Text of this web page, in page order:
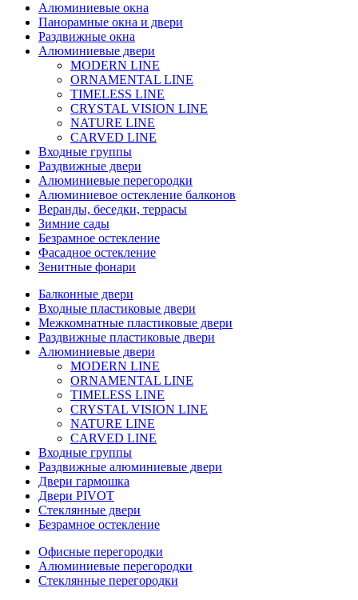
Алюминиевые окна
Панорамные окна и двери
Раздвижные окна
Алюминиевые двери
MODERN LINE
ORNAMENTAL LINE
TIMELESS LINE
CRYSTAL VISION LINE
NATURE LINE
CARVED LINE
Входные группы
Раздвижные двери
Алюминиевые перегородки
Алюминиевое остекление балконов
Веранды, беседки, террасы
Зимние сады
Безрамное остекление
Фасадное остекление
Зенитные фонари
Балконные двери
Входные пластиковые двери
Межкомнатные пластиковые двери
Раздвижные пластиковые двери
Алюминиевые двери
MODERN LINE
ORNAMENTAL LINE
TIMELESS LINE
CRYSTAL VISION LINE
NATURE LINE
CARVED LINE
Входные группы
Раздвижные алюминиевые двери
Двери гармошка
Двери PIVOT
Стеклянные двери
Безрамное остекление
Офисные перегородки
Алюминиевые перегородки
Стеклянные перегородки